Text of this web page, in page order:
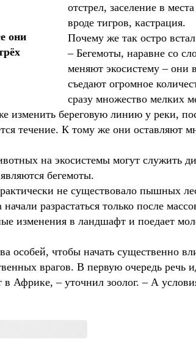
они
отстрел, заселение в
вроде тигров, кастрация.
Почему же так остро
– Бегемоты, наравне со
меняют экосистему – они
съедают огромное
сразу множество мелких
береговую линию у реки,
течение. К тому же они оставляют
на экосистемы могут служить
бегемоты.
не существовало пышных
разрастаться только после
изменения в ландшафт и поедает
особей, чтобы начать существенно
врагов. В первую очередь речь
Африке, – уточнил зоолог. – А